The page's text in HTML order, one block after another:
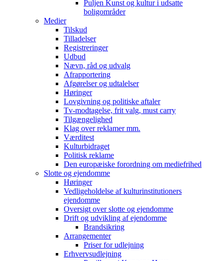
Puljen Kunst og kultur i udsatte
boligområder
Medier
Tilskud
Tilladelser
Registreringer
Udbud
Nævn, råd og udvalg
Afrapportering
Afgørelser og udtalelser
Høringer
Lovgivning og politiske aftaler
Tv-modtagelse, frit valg, must carry
Tilgængelighed
Klag over reklamer mm.
Værditest
Kulturbidraget
Politisk reklame
Den europæiske forordning om mediefrihed
Slotte og ejendomme
Høringer
Vedligeholdelse af kulturinstitutioners
ejendomme
Oversigt over slotte og ejendomme
Drift og udvikling af ejendomme
Brandsikring
Arrangementer
Priser for udlejning
Erhvervsudlejning